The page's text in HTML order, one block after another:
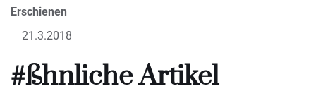
Erschienen
21.3.2018
#ßhnliche Artikel